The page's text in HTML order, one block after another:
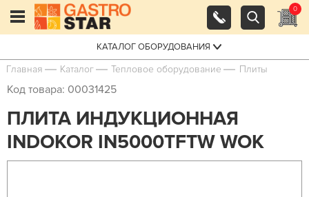
0
КАТАЛОГ ОБОРУДОВАНИЯ
Главная Каталог Тепловое оборудование Плиты
Код товара: 00031425
ПЛИТА ИНДУКЦИОННАЯ
INDOKOR IN5000TFTW WOK